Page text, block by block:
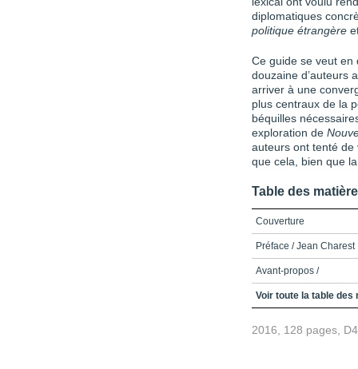
diplomatiques
politique étrangère
Ce guide se veut en
douzaine d’auteurs
arriver à une
plus centraux de la
béquilles
explo­ration de
auteurs ont tenté de
que cela, bien que
Table des
Couverture
Préface / Jean Charest
Avant-propos /
Table des matières
Voir toute la table des
2016, 128 pages,